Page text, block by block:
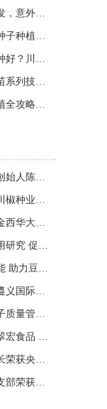
川椒种业：辣椒种子批发，意外的惊喜
川椒种业：反季节辣椒种子种植高产管理新技术是什么？
川椒种业：辣椒什么品种好？川椒种业全面服务让您没烦恼！
川椒种业：培育辣椒冬苗系列技术之—播种时期注意事项
川椒种业：辣椒高产种植全攻略，品种选购与田间管理双管齐下
百万扶持，福利满满！创始人陈炳金先生辣椒育种40周年暨首届线上产品观摩招商会即将启动！
66款辣椒爆品齐招商！川椒种业首届线上观摩招商会竟有如此劲爆政策，诱人福利！
2024川椒在行动：陈炳金西华大学交流之旅
川椒新闻：加速辣椒应用研究 促进辣椒产业振兴
川椒种业：强化科研赋能 助力豆瓣产业高质量发展
川椒完美收官！第九届遵义国际辣椒博览会圆满落幕——川椒种业
川椒种业召开2025年种子质量管理自查会 严把质量关筑牢种业发展根基
川椒种业携手周黑鸭、翠宏食品 共启卤味专用辣椒定制新时代
川椒种业：陈炳金董事长荣获央视评选“2020年度最美退役军人”称号
川椒种业：川椒公司党支部荣获“优秀党组织称号”